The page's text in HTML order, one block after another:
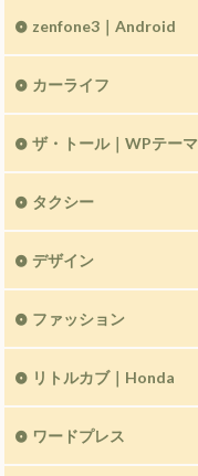
zenfone3｜Android
カーライフ
ザ・トール｜WPテーマ
タクシー
デザイン
ファッション
リトルカブ｜Honda
ワードプレス